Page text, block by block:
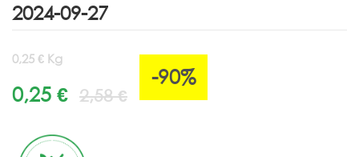
0,25 € Kg
0,25 € 2,58 €
-90%